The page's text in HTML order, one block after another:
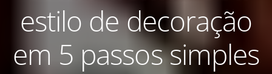
estilo de decoração
em 5 passos simples